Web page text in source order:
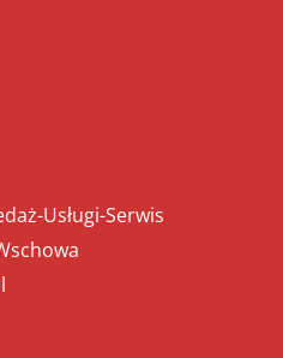
Usługi-Serwis